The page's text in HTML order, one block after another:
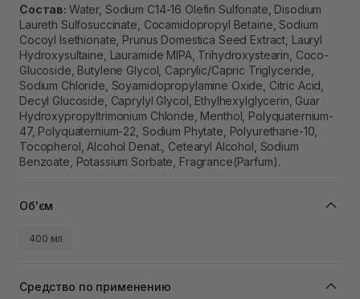
Состав: Water, Sodium C14-16 Olefin Sulfonate, Disodium
Laureth Sulfosuccinate, Cocamidopropyl Betaine, Sodium
Cocoyl Isethionate, Prunus Domestica Seed Extract, Lauryl
Hydroxysultaine, Lauramide MIPA, Trihydroxystearin, Coco-
Glucoside, Butylene Glycol, Caprylic/Capric Triglyceride,
Sodium Chloride, Soyamidopropylamine Oxide, Citric Acid,
Decyl Glucoside, Caprylyl Glycol, Ethylhexylglycerin, Guar
Hydroxypropyltrimonium Chloride, Menthol, Polyquaternium-
47, Polyquaternium-22, Sodium Phytate, Polyurethane-10,
Tocopherol, Alcohol Denat., Cetearyl Alcohol, Sodium
Benzoate, Potassium Sorbate, Fragrance(Parfum).
Об'єм
400 мл
Средство по применению